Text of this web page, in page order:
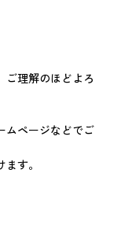
ご理解のほどよろ
ムページなどでご
す。